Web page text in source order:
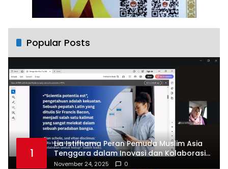
Popular Posts
1
Lia Istifhama Peran Pemuda Muslim Asia
Tenggara dalam Inovasi dan Kolaborasi
Internasional
November 24, 2025 0